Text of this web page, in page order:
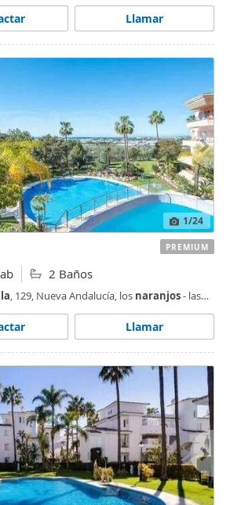
Llamar
1/24
2 Baños
, 129, Nueva Andalucía, los naranjos- las
Llamar
PREMIUM